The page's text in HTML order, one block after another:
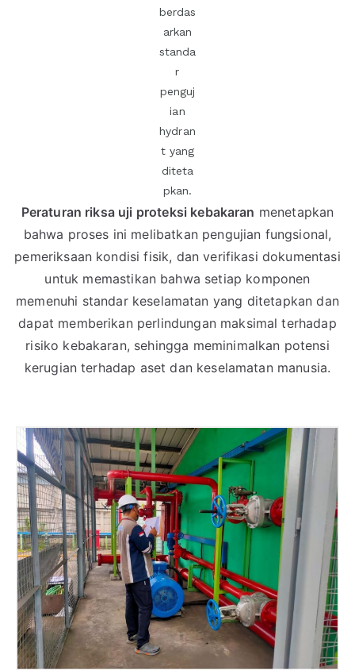
berdas
arkan
standa
r
penguj
ian
hydran
t yang
diteta
pkan.
Peraturan riksa uji proteksi kebakaran menetapkan
bahwa proses ini melibatkan pengujian fungsional,
pemeriksaan kondisi fisik, dan verifikasi dokumentasi
untuk memastikan bahwa setiap komponen
memenuhi standar keselamatan yang ditetapkan dan
dapat memberikan perlindungan maksimal terhadap
risiko kebakaran, sehingga meminimalkan potensi
kerugian terhadap aset dan keselamatan manusia.